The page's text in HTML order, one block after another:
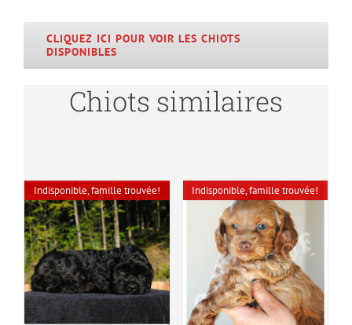
CLIQUEZ ICI POUR VOIR LES CHIOTS
DISPONIBLES
Chiots similaires
Indisponible, famille trouvée!
DÉTAILS
Indisponible, famille trouvée!
DÉTAILS